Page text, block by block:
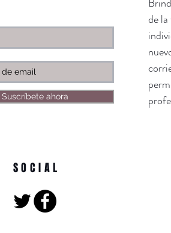
Suscríbete ahora
de
SOCIAL